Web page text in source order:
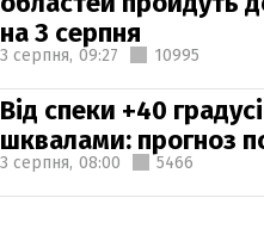
на 3 серпня
3 серпня, 09:27 10995
Від спеки +40
шквалами: прогноз
3 серпня, 08:00 5466